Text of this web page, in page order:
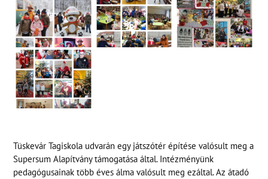
Tüskevár Tagiskola udvarán egy játszótér építése valósult meg a
Supersum Alapítvány támogatása által. Intézményünk
pedagógusainak több éves álma valósult meg ezáltal. Az átadó